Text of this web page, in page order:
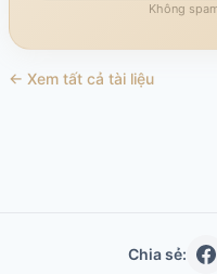
Không
← Xem tất cả tài liệu
Chia sẻ: